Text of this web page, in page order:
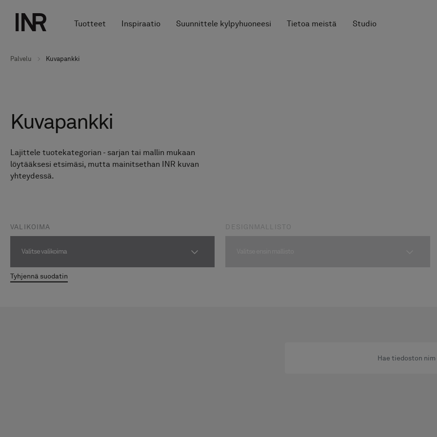
Tuotteet Inspiraatio Suunnittele kylpyhuoneesi Tietoa meistä Studio
Palvelu Kuvapankki
Kuvapankki
Lajittele tuotekategorian - sarjan tai mallin mukaan
löytääksesi etsimäsi, mutta mainitsethan INR kuvan
yhteydessä.
VALIKOIMA
Valitse valikoima
DESIGNMALLISTO
Tyhjennä suodatin